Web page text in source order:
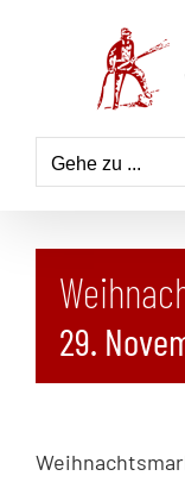
Gehe zu ...
29.